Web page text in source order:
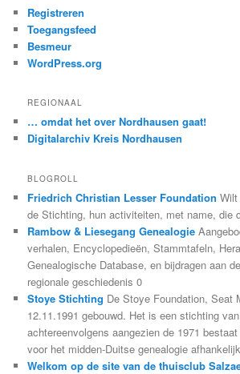
Registreren
Toegangsfeed
Besmeur
WordPress.org
REGIONAAL
… omdat het over Nordhausen gaat!
Digitalarchiv Kreis Nordhausen
BLOGROLL
Friedrich Christian Lesser Foundation
de Stichting, hun activiteiten, met name, die
Rambow & Liesegang Genealogie
verhalen, Encyclopedieën, Stammtafeln,
Genealogische Database, en bijdragen aan
regionale geschiedenis 0
Stoye Stichting De Stoye Foundation, Seat
12.11.1991 gebouwd. Het is een stichting
achtereenvolgens aangezien de 1971
voor het midden-Duitse genealogie
Welkom op de site van de thuisclub